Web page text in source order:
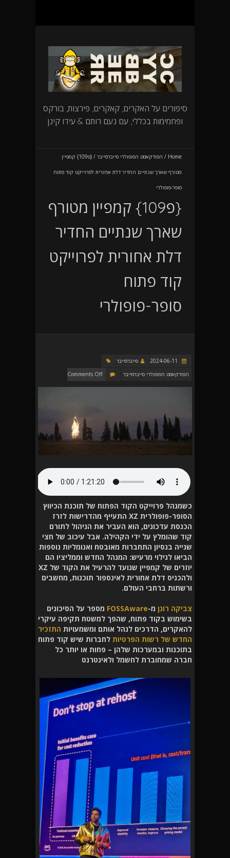
סיפורים על האקרים, קאקרים, פירצות, בורקס
ופחמימות בכללי, עם נעם רותם & עידו קינן
Home
/ הפודקאסט הפופולרי סייברסייבר / {פ109} קמפיין
מטורף שארך שנתיים החדיר דלת אחורית לפרוייקט קוד פתוח
סופר-פופולרי
{פ109} קמפיין מטורף
שארך שנתיים החדיר
דלת אחורית לפרוייקט
קוד פתוח
סופר-פופולרי
סייברסייבר
הפודקאסט הפופולרי סייברסייבר
Comments Off
כשמנהל פרוייקט הקוד הפתוח של תוכנת הכיווץ
הסופר-פופולרית XZ התעייף מהדרישות לזרז
הכנסת עדכונים, הוא העביר את הניהול לתורם
קוד שהומלץ על ידי הקהילה. אבל עיכוב של חצי
שנייה בנסיון התחברות מאובטח ואנומליות נוספות
הביאו לגילוי מרעיש: המנהל החדש וממליציו הם
יוזרים של קמפיין שנועד להרעיל את הקוד של XZ
ולהכניס דלת אחורית לאינספור תוכנות, מחשבים
ורשתות ברחבי העולם.
צביקה רונן מ-FOSSAware מספר על הסיכונים
בשימוש בקוד פתוח, שהפך למשטח תקיפה עיקרי
להאקרים, הדרכים לנהל אותם ומשמעויות התזכיר
החדש של רשות הפרטיות לחברות שיש קוד פתוח
בתוכנות ובמערכות שלהן – פחות או יותר כל
חברה שמחוברת לחשמל ולאינטרנט